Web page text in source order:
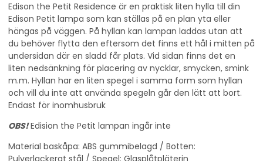
Edison the Petit Residence är en praktisk liten hylla till din
Edison Petit lampa som kan ställas på en plan yta eller
hängas på väggen. På hyllan kan lampan laddas utan att
du behöver flytta den eftersom det finns ett hål i mitten på
undersidan där en sladd får plats. Vid sidan finns det en
liten nedsänkning för placering av nycklar, smycken, smink
m.m. Hyllan har en liten spegel i samma form som hyllan
och vill du inte att använda spegeln går den lätt att bort.
Endast för inomhusbruk
OBS! Edision the Petit lampan ingår inte
Material baskåpa: ABS gummibelagd / Botten: